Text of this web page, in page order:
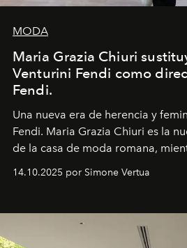
MODA
Maria Grazia Chiuri
Venturini Fendi como
Fendi.
Una nueva era de herencia y
Fendi. Maria Grazia Chiuri es la
de la casa de moda romana,
14.10.2025 por Simone Vertua